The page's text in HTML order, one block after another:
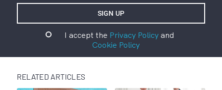
I accept the Privacy Policyand
Cookie Policy
RELATED ARTICLES